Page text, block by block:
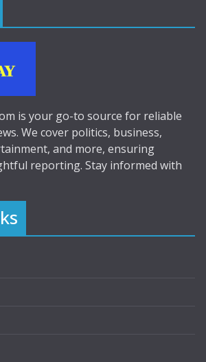
is your go-to source for reliable
We cover politics, business,
and more, ensuring
reporting. Stay informed with